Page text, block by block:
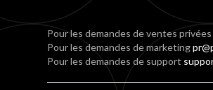
Pour les demandes de ventes
Pour les demandes de marketing
Pour les demandes de support